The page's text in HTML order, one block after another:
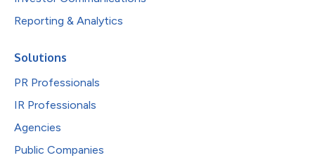
Reporting & Analytics
Solutions
PR Professionals
IR Professionals
Agencies
Public Companies